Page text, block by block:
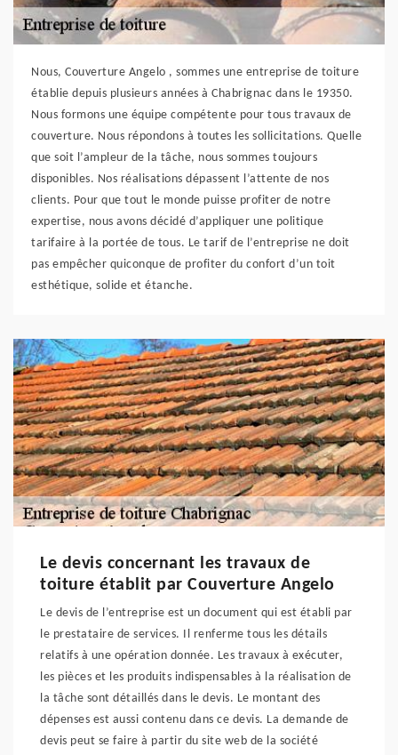
Nous, Couverture Angelo , sommes une entreprise de toiture
établie depuis plusieurs années à Chabrignac dans le 19350.
Nous formons une équipe compétente pour tous travaux de
couverture. Nous répondons à toutes les sollicitations. Quelle
que soit l’ampleur de la tâche, nous sommes toujours
disponibles. Nos réalisations dépassent l’attente de nos
clients. Pour que tout le monde puisse profiter de notre
expertise, nous avons décidé d’appliquer une politique
tarifaire à la portée de tous. Le tarif de l’entreprise ne doit
pas empêcher quiconque de profiter du confort d’un toit
esthétique, solide et étanche.
Le devis concernant les travaux de
toiture établit par Couverture Angelo
Le devis de l’entreprise est un document qui est établi par
le prestataire de services. Il renferme tous les détails
relatifs à une opération donnée. Les travaux à exécuter,
les pièces et les produits indispensables à la réalisation de
la tâche sont détaillés dans le devis. Le montant des
dépenses est aussi contenu dans ce devis. La demande de
devis peut se faire à partir du site web de la société